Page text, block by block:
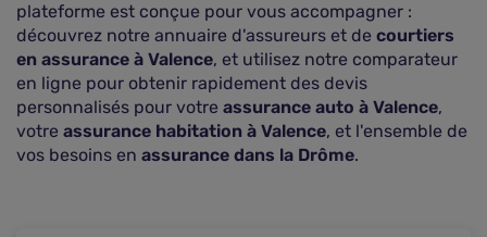
plateforme est conçue pour vous accompagner :
découvrez notre annuaire d'assureurs et de courtiers
en assurance à Valence, et utilisez notre comparateur
en ligne pour obtenir rapidement des devis
personnalisés pour votre assurance auto à Valence,
votre assurance habitation à Valence, et l'ensemble de
vos besoins en assurance dans la Drôme.